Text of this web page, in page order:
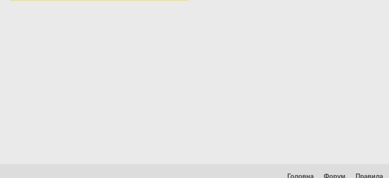
Головна Форум Правила